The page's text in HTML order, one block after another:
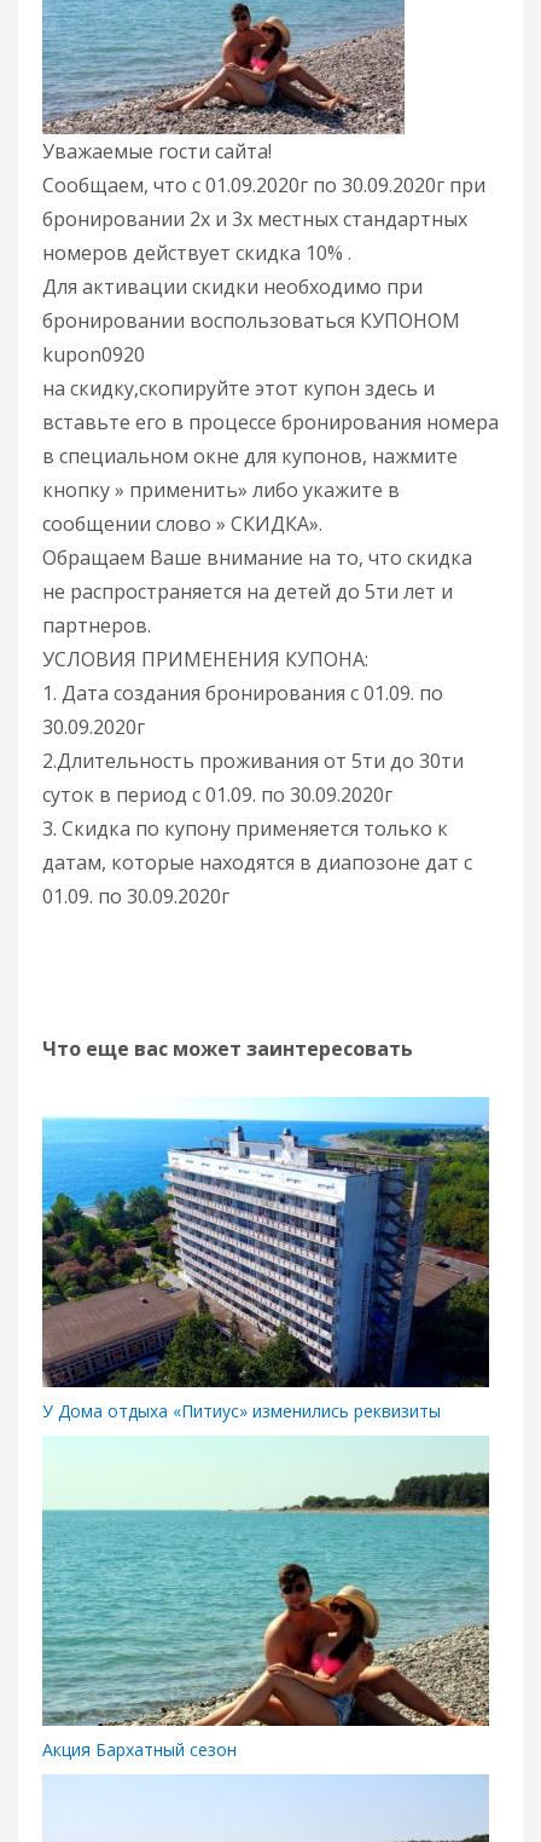
Уважаемые гости сайта!
Сообщаем, что с 01.09.2020г по 30.09.2020г при
бронировании 2х и 3х местных стандартных
номеров действует скидка 10% .
Для активации скидки необходимо при
бронировании воспользоваться КУПОНОМ
kupon0920
на скидку,скопируйте этот купон здесь и
вставьте его в процессе бронирования номера
в специальном окне для купонов, нажмите
кнопку » применить» либо укажите в
сообщении слово » СКИДКА».
Обращаем Ваше внимание на то, что скидка
не распространяется на детей до 5ти лет и
партнеров.
УСЛОВИЯ ПРИМЕНЕНИЯ КУПОНА:
1. Дата создания бронирования с 01.09. по
30.09.2020г
2.Длительность проживания от 5ти до 30ти
суток в период с 01.09. по 30.09.2020г
3. Скидка по купону применяется только к
датам, которые находятся в диапозоне дат с
01.09. по 30.09.2020г
Что еще вас может заинтересовать
У Дома отдыха «Питиус» изменились реквизиты
Акция Бархатный сезон